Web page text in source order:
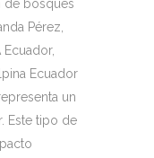
de bosques
Pérez,
Ecuador
un
Este tipo de